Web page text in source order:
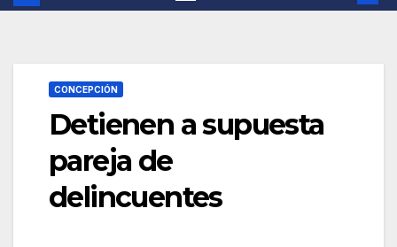
CONCEPCIÓN
Detienen a supuesta
pareja de
delincuentes